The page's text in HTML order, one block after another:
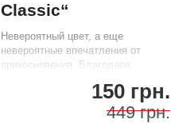
Сlassic“
Невероятный цвет, а еще
невероятные впечатления от
прикосновения. Благодаря
150 грн.
449 грн.